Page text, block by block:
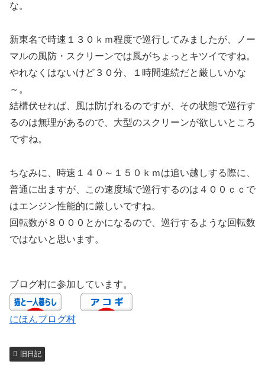
な。
新東名で時速１３０ｋｍ程度で巡行してみましたが、ノー
マルの風防・スクリーンでは風がちょっとキツイですね。
やれなくはないけど３０分、１時間連続だと厳しいかな
～。
結構伏せれば、風は防げれるのですが、その状態で巡行す
るのは無理があるので、大型のスクリーンが欲しいところ
ですね。
ちなみに、時速１４０～１５０ｋｍは追い越しする際に、
普通に出ますが、この速度域で巡行するのは４００ｃｃで
はエンジン性能的に厳しいですね。
回転数が８０００とかになるので、巡行するような回転数
ではないと思います。
ブログ村に参加しています。
にほんブログ村
旧日記